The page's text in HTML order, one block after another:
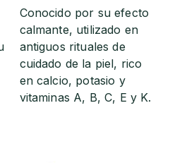
Conocido por su efecto
calmante, utilizado en
antiguos rituales de
cuidado de la piel, rico
en calcio, potasio y
vitaminas A, B, C, E y K.